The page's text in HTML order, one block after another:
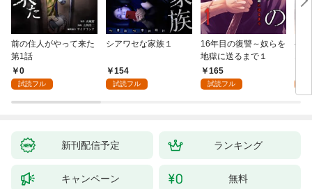
前の住人がやって来た
第1話
0
試読フル
シアワセな家族１
154
試読フル
16年目の復讐～奴らを
地獄に送るまで１
165
試読フル
ベ
新刊配信予定 ランキング
キャンペーン 無料